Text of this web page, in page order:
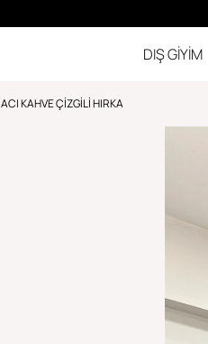
DIŞ GİYİM
ACI KAHVE ÇIZGILI HIRKA